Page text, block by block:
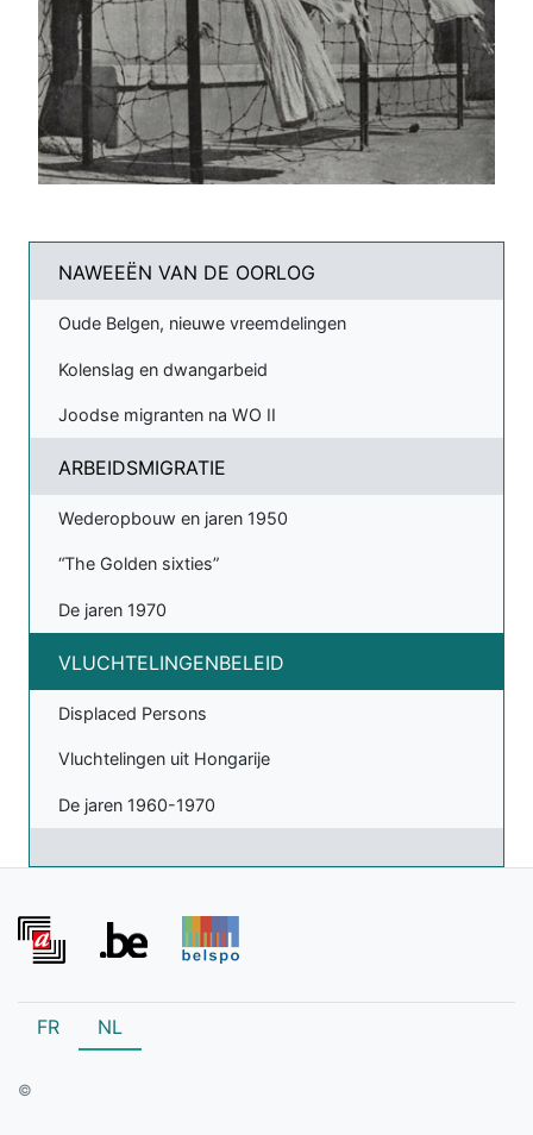
NAWEEËN VAN DE OORLOG
Oude Belgen, nieuwe vreemdelingen
Kolenslag en dwangarbeid
Joodse migranten na WO II
ARBEIDSMIGRATIE
Wederopbouw en jaren 1950
“The Golden sixties”
De jaren 1970
VLUCHTELINGENBELEID
Displaced Persons
Vluchtelingen uit Hongarije
De jaren 1960-1970
FR NL
©